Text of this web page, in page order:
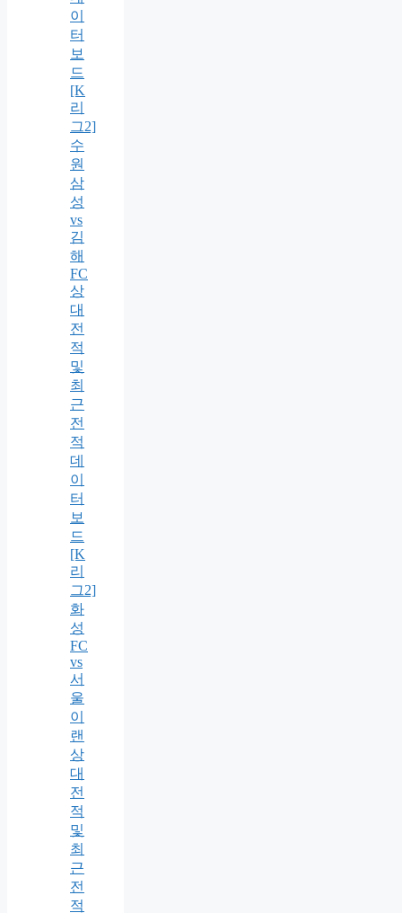
이
터
보
드
[K
리
그2]
수
원
삼
성
vs
김
해
FC
상
대
전
적
및
최
근
전
적
데
이
터
보
드
[K
리
그2]
화
성
FC
vs
서
울
이
랜
상
대
전
적
및
최
근
전
적